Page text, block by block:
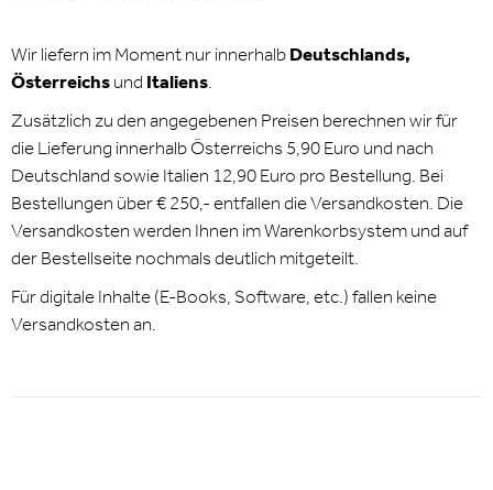
Wir liefern im Moment nur innerhalb Deutschlands,
Österreichs und Italiens
Zusätzlich zu den angegebenen Preisen berechnen wir für
die Lieferung innerhalb Österreichs 5,90 Euro und nach
Deutschland sowie Italien 12,90 Euro pro Bestellung. Bei
Bestellungen über € 250,- entfallen die Versandkosten. Die
Versandkosten werden Ihnen im Warenkorbsystem und auf
der Bestellseite nochmals deutlich mitgeteilt.
Für digitale Inhalte (E-Books, Software, etc.) fallen keine
Versandkosten an.